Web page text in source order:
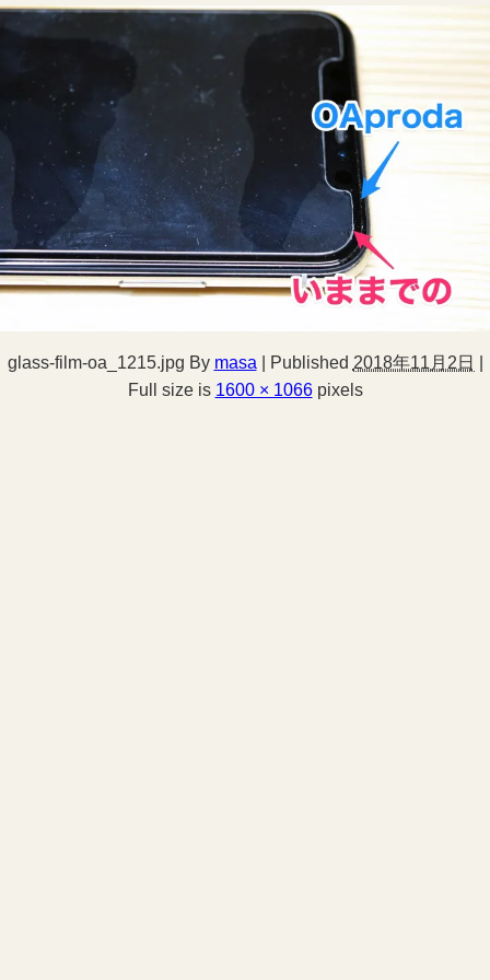
glass-film-oa_1215.jpg By masa Published 2018年11月2日
Full size is 1600 × 1066pixels